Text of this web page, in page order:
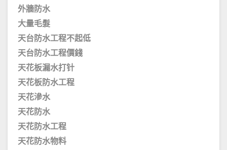
外牆防水
大量毛髮
天台防水工程不起低
天台防水工程價錢
天花板漏水打针
天花板防水工程
天花滲水
天花防水
天花防水工程
天花防水物料